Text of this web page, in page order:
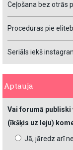
Ceļošana bez otrās
Procedūras pie
Seriāls iekš
Aptauja
Vai forumā
(īkšķis uz leju)
Jā, jāredz arī